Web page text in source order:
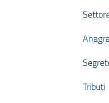
Tributi